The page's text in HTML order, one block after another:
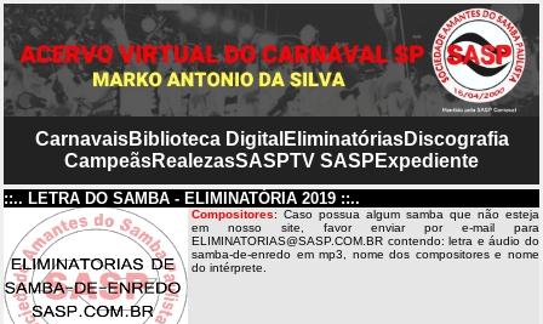
CarnavaisBiblioteca Digital EliminatóriasDiscografia
CampeãsRealezasSASPTV SASP Expediente
::.. LETRA DO SAMBA - ELIMINATÓRIA 2019 ::..
Compositores: Caso possua algum samba que não esteja
em nosso site, favor enviar por e-mail para
ELIMINATORIAS@SASP.COM.BR contendo: letra e áudio do
samba-de-enredo em mp3, nome dos compositores e nome
do intérprete.